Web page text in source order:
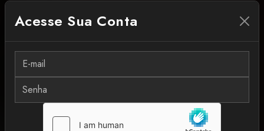
MAIS RECENTE
Acesse Sua Conta